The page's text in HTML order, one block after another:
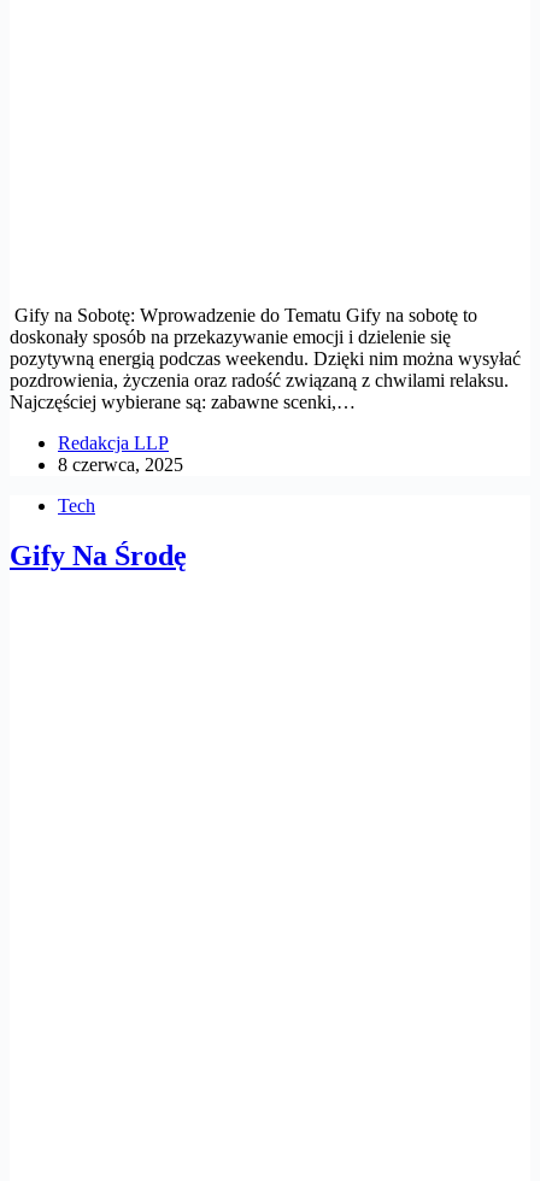
Gify na Sobotę: Wprowadzenie do Tematu Gify na sobotę to
doskonały sposób na przekazywanie emocji i dzielenie się
pozytywną energią podczas weekendu. Dzięki nim można wysyłać
pozdrowienia, życzenia oraz radość związaną z chwilami relaksu.
Najczęściej wybierane są: zabawne scenki,…
Redakcja LLP
8 czerwca, 2025
Tech
Gify Na Środę